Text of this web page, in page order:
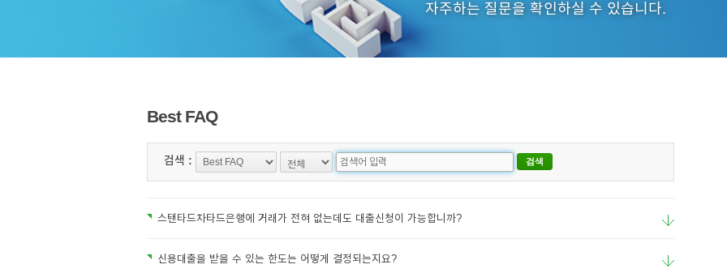
자주하는 질문을 확인하실 수 있습니다.
Best FAQ
검색 :
스탠타드차타드은행에 거래가 전혀 없는데도 대출신청이 가능합니까?
신용대출을 받을 수 있는 한도는 어떻게 결정되는지요?